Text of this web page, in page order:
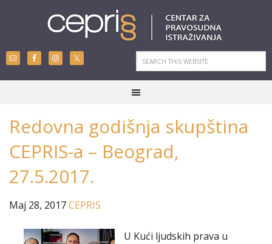
Redovna godišnja skupština
CEPRIS-a – Beograd,
27.5.2017.
Maj 28, 2017CEPRIS
U Kući ljudskih prava u